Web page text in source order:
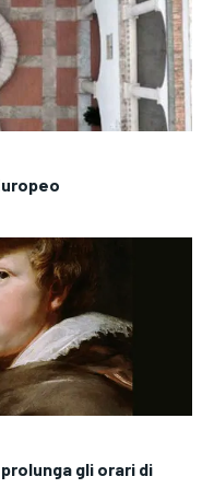
prolunga gli orari di